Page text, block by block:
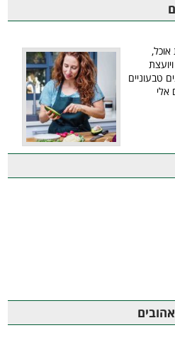
אוכל,
טבעוניים
אלי